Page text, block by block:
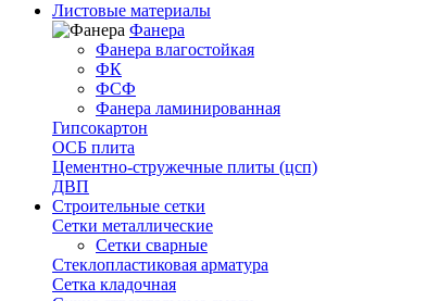
Листовые материалы
Фанера
Фанера влагостойкая
ФК
ФСФ
Фанера ламинированная
Гипсокартон
ОСБ плита
Цементно-стружечные плиты (цсп)
ДВП
Строительные сетки
Сетки металлические
Сетки сварные
Стеклопластиковая арматура
Сетка кладочная